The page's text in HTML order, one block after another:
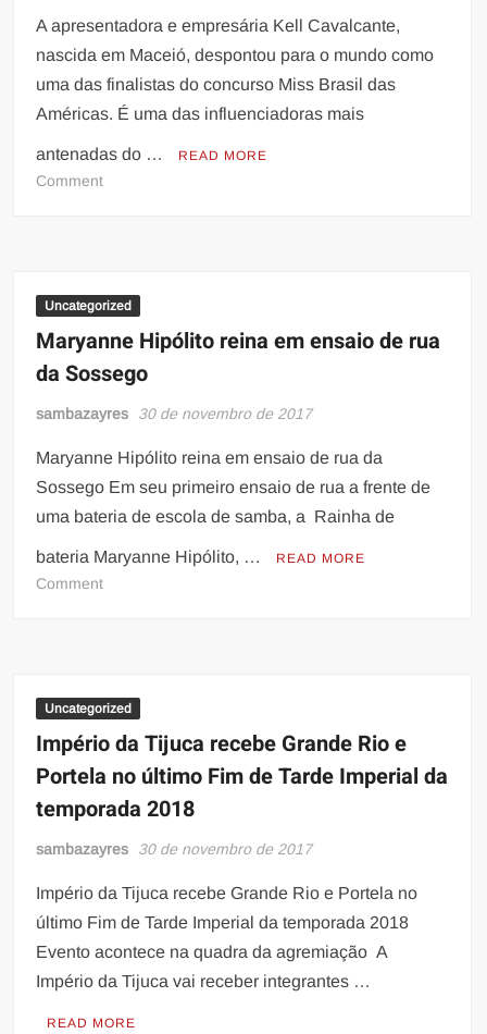
DE
PILARES
A apresentadora e empresária Kell Cavalcante,
nascida em Maceió, despontou para o mundo como
uma das finalistas do concurso Miss Brasil das
Américas. É uma das influenciadoras mais
antenadas do … READ MORE
Commenton
Beneficente
prol
da
AACD
Uncategorized
Maryanne Hipólito reina em ensaio de rua
da Sossego
sambazayres 30 de novembro de 2017
Maryanne Hipólito reina em ensaio de rua da
Sossego Em seu primeiro ensaio de rua a frente de
uma bateria de escola de samba, a Rainha de
bateria Maryanne Hipólito, … READ MORE
Commenton
ensaio
rua
da
Sossego
Uncategorized
Império da Tijuca recebe Grande Rio e
Portela no último Fim de Tarde Imperial da
temporada 2018
sambazayres 30 de novembro de 2017
Império da Tijuca recebe Grande Rio e Portela no
último Fim de Tarde Imperial da temporada 2018
Evento acontece na quadra da agremiação A
Império da Tijuca vai receber integrantes …
READ MORE